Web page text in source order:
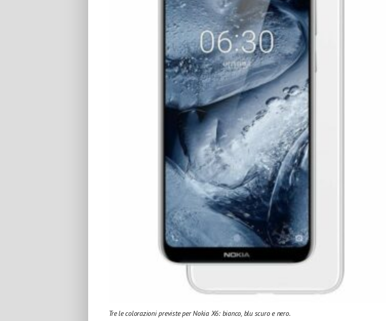
Tre le colorazioni previste per Nokia X6: bianco, blu scuro e nero.